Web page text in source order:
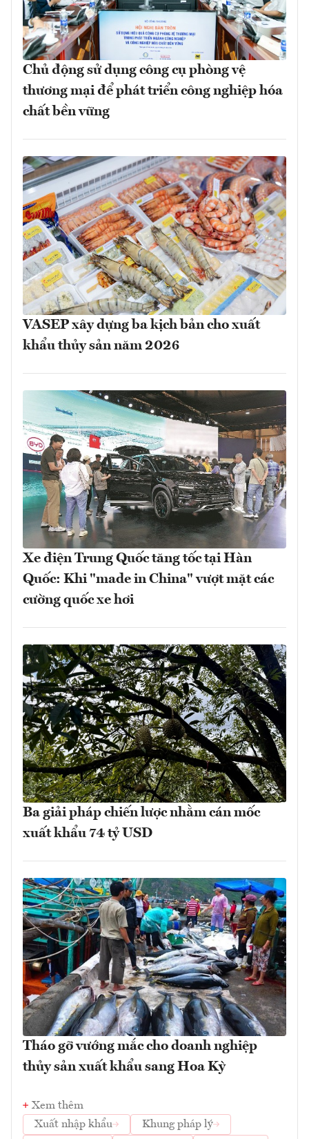
Chủ động sử dụng công cụ phòng vệ
thương mại để phát triển công nghiệp hóa
chất bền vững
VASEP xây dựng ba kịch bản cho xuất
khẩu thủy sản năm 2026
Xe điện Trung Quốc tăng tốc tại Hàn
Quốc: Khi "made in China" vượt mặt các
cường quốc xe hơi
Ba giải pháp chiến lược nhằm cán mốc
xuất khẩu 74 tỷ USD
Tháo gỡ vướng mắc cho doanh nghiệp
thủy sản xuất khẩu sang Hoa Kỳ
Xem thêm
Xuất nhập khẩu
Khung pháp lý